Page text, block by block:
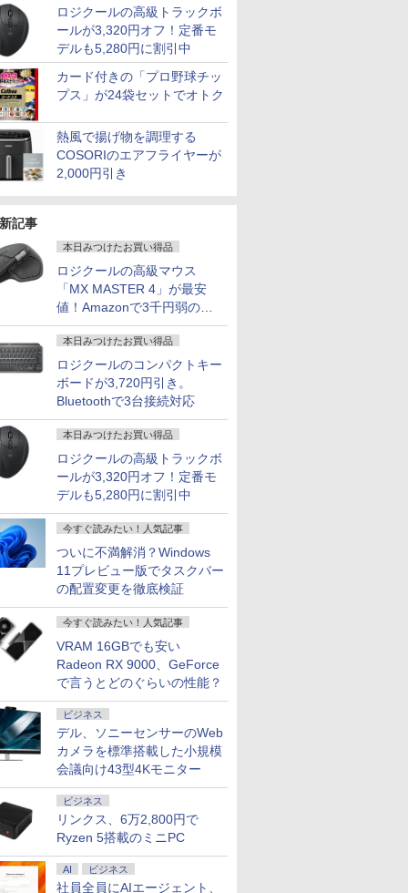
ロジクールの高級トラックボ
ールが3,320円オフ！定番モ
デルも5,280円に割引中
カード付きの「プロ野球チッ
プス」が24袋セットでオトク
熱風で揚げ物を調理する
COSORIのエアフライヤーが
2,000円引き
記事
本日みつけたお買い得品
ロジクールの高級マウス
「MX MASTER 4」が最安
値！Amazonで3千円弱の割
引
本日みつけたお買い得品
ロジクールのコンパクトキー
ボードが3,720円引き。
Bluetoothで3台接続対応
本日みつけたお買い得品
ロジクールの高級トラックボ
ールが3,320円オフ！定番モ
デルも5,280円に割引中
今すぐ読みたい！人気記事
ついに不満解消？Windows
11プレビュー版でタスクバー
の配置変更を徹底検証
今すぐ読みたい！人気記事
VRAM 16GBでも安い
Radeon RX 9000、GeForce
で言うとどのぐらいの性能？
ビジネス
デル、ソニーセンサーのWeb
カメラを標準搭載した小規模
会議向け43型4Kモニター
ビジネス
リンクス、6万2,800円で
Ryzen 5搭載のミニPC
AI ビジネス
社員全員にAIエージェント、